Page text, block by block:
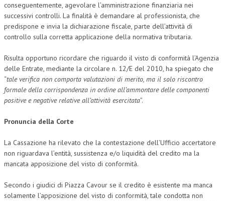
L’UMANISTA
DIRITTO
DIRITTO PENALE D’IMPRESA
DIRITTO DEL LAVORO
DIRITTO DEL WEB
SICUREZZA SUL LAVORO
FISCO
DIRITTO TRIBUTARIO
conseguentemente, agevolare l’amministrazione finanziaria nei
successivi controlli. La finalità è demandare al professionista, che
predispone e invia la dichiarazione fiscale, parte dell’attività di
controllo sulla corretta applicazione della normativa tributaria.
Risulta opportuno ricordare che riguardo il visto di conformità l’Agenzia
delle Entrate, mediante la circolare n. 12/E del 2010, ha spiegato che
“tale verifica non comporta valutazioni di merito, ma il solo riscontro
formale della corrispondenza in ordine all’ammontare delle componenti
positive e negative relative all’attività esercitata”.
Pronuncia della Corte
La Cassazione ha rilevato che la contestazione dell’Ufficio accertatore
non riguardava l’entità, sussistenza e/o liquidità del credito ma la
mancata apposizione del visto di conformità.
Secondo i giudici di Piazza Cavour se il credito è esistente ma manca
solamente l’apposizione del visto di conformità, tale condotta non